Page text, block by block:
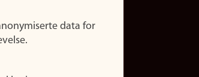
data for